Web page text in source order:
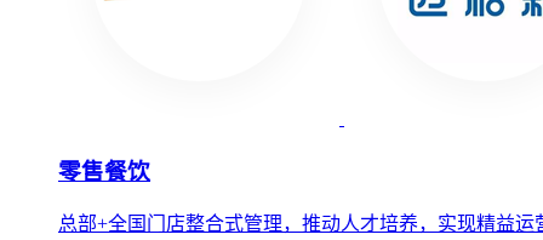
零售餐饮
总部+全国门店整合式管理，推动人才培养，实现精益运